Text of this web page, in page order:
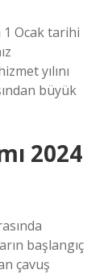
1 Ocak tarihi
yılını
büyük
2024
başlangıç
çavuş